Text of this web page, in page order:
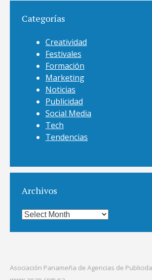
Categorías
Creatividad
Festivales
Formación
Marketing
Noticias
Publicidad
Social Media
Tech
Tendencias
Archivos
Archivos
Asociación Panameña de Agencias de